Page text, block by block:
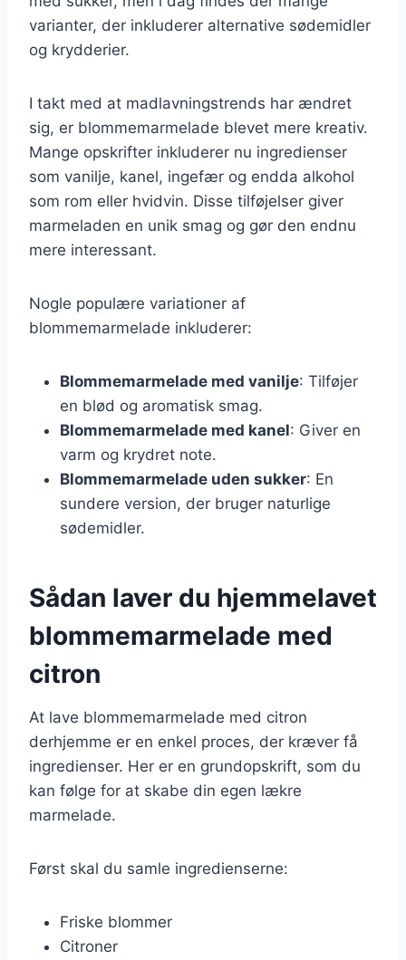
varianter, der inkluderer alternative sødemidler
og krydderier.
I takt med at madlavningstrends har ændret
sig, er blommemarmelade blevet mere kreativ.
Mange opskrifter inkluderer nu ingredienser
som vanilje, kanel, ingefær og endda alkohol
som rom eller hvidvin. Disse tilføjelser giver
marmeladen en unik smag og gør den endnu
mere interessant.
Nogle populære variationer af
blommemarmelade inkluderer:
Blommemarmelade med vanilje: Tilføjer
en blød og aromatisk smag.
Blommemarmelade med kanel: Giver en
varm og krydret note.
Blommemarmelade uden sukker: En
sundere version, der bruger naturlige
sødemidler.
Sådan laver du hjemmelavet
blommemarmelade med
citron
At lave blommemarmelade med citron
derhjemme er en enkel proces, der kræver få
ingredienser. Her er en grundopskrift, som du
kan følge for at skabe din egen lækre
marmelade.
Først skal du samle ingredienserne:
Friske blommer
Citroner